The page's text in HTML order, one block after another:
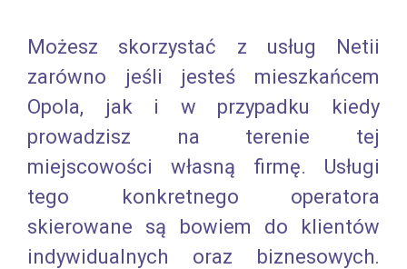
Możesz skorzystać z usług Netii
zarówno jeśli jesteś mieszkańcem
Opola, jak i w przypadku kiedy
prowadzisz na terenie tej
miejscowości własną firmę. Usługi
tego konkretnego operatora
skierowane są bowiem do klientów
indywidualnych oraz biznesowych.